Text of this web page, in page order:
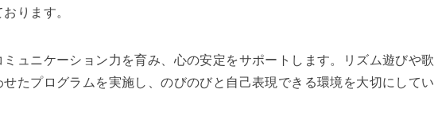
ります。
ュニケーション力を育み、心の安定をサポートします。リズム遊びや歌
たプログラムを実施し、のびのびと自己表現できる環境を大切にしてい